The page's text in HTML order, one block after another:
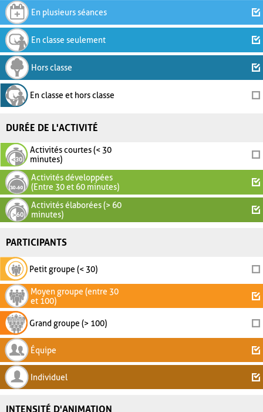
En plusieurs séances
En classe seulement
Hors classe
En classe et hors classe
DURÉE DE L'ACTIVITÉ
Activités courtes (< 30
minutes)
Activités développées
(Entre 30 et 60 minutes)
Activités élaborées (> 60
minutes)
PARTICIPANTS
Petit groupe (< 30)
Moyen groupe (entre 30
et 100)
Grand groupe (> 100)
Équipe
Individuel
INTENSITÉ D'ANIMATION